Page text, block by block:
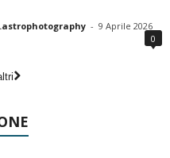
- 9 Aprile 2026
0